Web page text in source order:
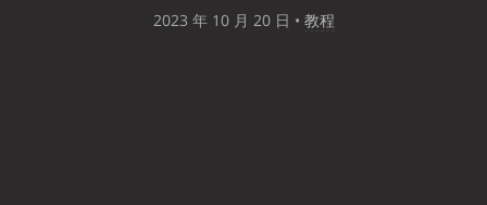
2023 年 10 月 20 日 • 教程